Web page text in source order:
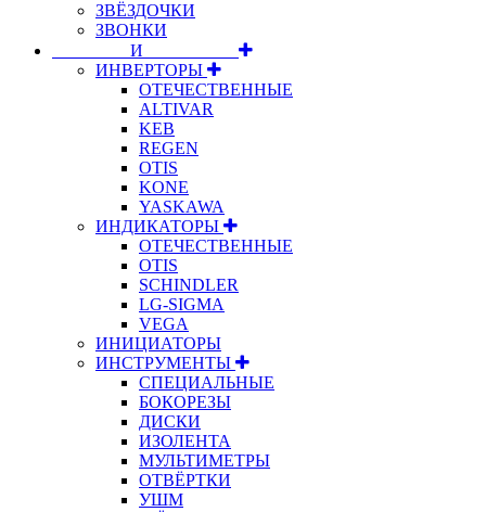
ЗВЁЗДОЧКИ
ЗВОНКИ
⠀⠀⠀⠀⠀⠀И⠀⠀⠀⠀⠀⠀⠀
ИНВЕРТОРЫ
ОТЕЧЕСТВЕННЫЕ
ALTIVAR
KEB
REGEN
OTIS
KONE
YASKAWA
ИНДИКАТОРЫ
ОТЕЧЕСТВЕННЫЕ
OTIS
SCHINDLER
LG-SIGMA
VEGA
ИНИЦИАТОРЫ
ИНСТРУМЕНТЫ
СПЕЦИАЛЬНЫЕ
БОКОРЕЗЫ
ДИСКИ
ИЗОЛЕНТА
МУЛЬТИМЕТРЫ
ОТВЁРТКИ
УШМ